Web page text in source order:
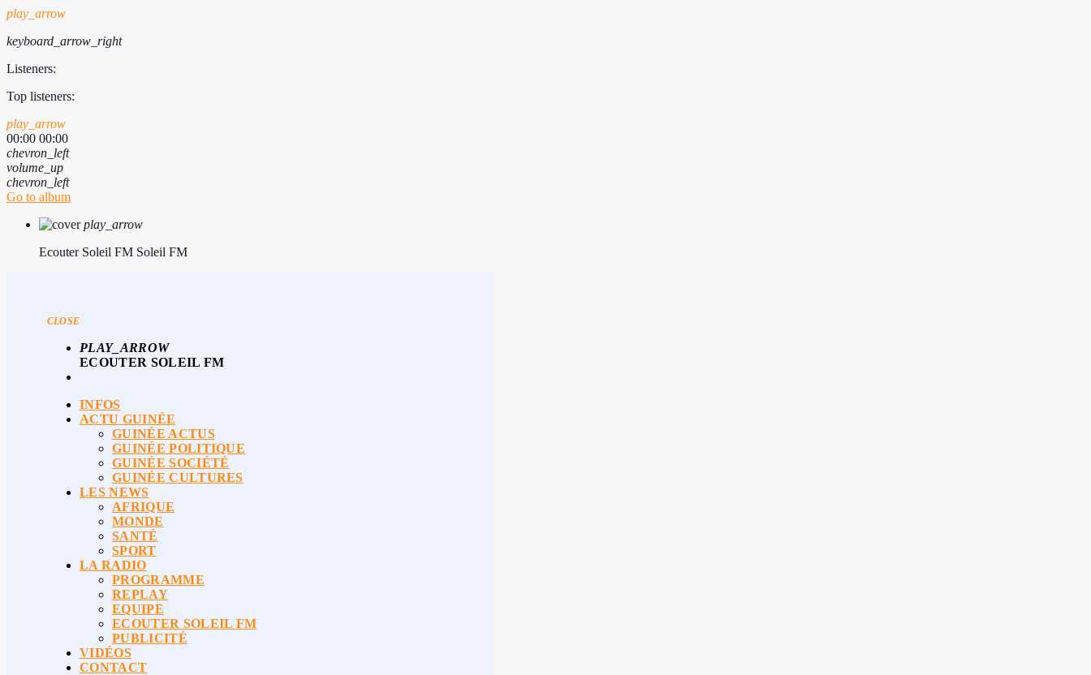
play_arrow
keyboard_arrow_right
Listeners:
Top listeners:
play_arrow
00:00 00:00
chevron_left
volume_up
chevron_left
Go to album
play_arrow
Ecouter Soleil FM Soleil FM
CLOSE
PLAY_ARROW
ECOUTER SOLEIL FM
INFOS
ACTU GUINÉE
GUINÉE ACTUS
GUINÉE POLITIQUE
GUINÉE SOCIÉTÉ
GUINÉE CULTURES
LES NEWS
AFRIQUE
MONDE
SANTÉ
SPORT
LA RADIO
PROGRAMME
REPLAY
EQUIPE
ECOUTER SOLEIL FM
PUBLICITÉ
VIDÉOS
CONTACT